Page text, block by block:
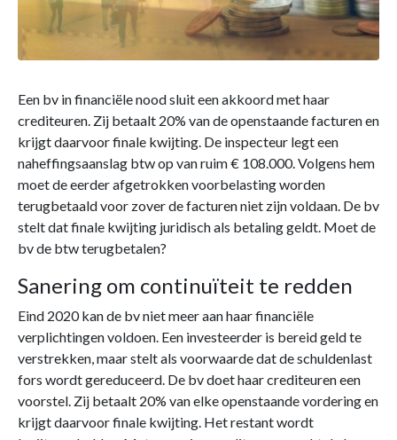
Een bv in financiële nood sluit een akkoord met haar
crediteuren. Zij betaalt 20% van de openstaande facturen en
krijgt daarvoor finale kwijting. De inspecteur legt een
naheffingsaanslag btw op van ruim € 108.000. Volgens hem
moet de eerder afgetrokken voorbelasting worden
terugbetaald voor zover de facturen niet zijn voldaan. De bv
stelt dat finale kwijting juridisch als betaling geldt. Moet de
bv de btw terugbetalen?
Sanering om continuïteit te redden
Eind 2020 kan de bv niet meer aan haar financiële
verplichtingen voldoen. Een investeerder is bereid geld te
verstrekken, maar stelt als voorwaarde dat de schuldenlast
fors wordt gereduceerd. De bv doet haar crediteuren een
voorstel. Zij betaalt 20% van elke openstaande vordering en
krijgt daarvoor finale kwijting. Het restant wordt